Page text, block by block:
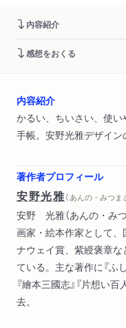
内容紹介
感想をおくる
内容紹介
かるい、ちいさい、使
手帳。安野光雅デザイン
著作者プロフィール
安野光雅（ あんの・みつま
安野 光雅（あんの・み
画家・絵本作家として
ナウェイ賞、紫綬褒章
ている。主な著作に『ふ
『繪本三國志』『片想い
去。